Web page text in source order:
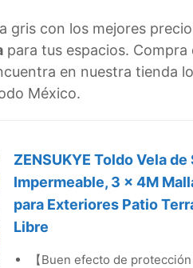
gris con los mejores
para tus espacios.
en nuestra tienda
México.
ZENSUKYE Toldo Vela
Impermeable, 3 x 4M
para Exteriores Patio
Libre
【Buen efecto de